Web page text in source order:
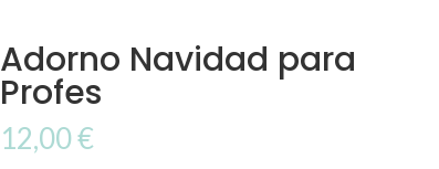
Adorno Navidad para
Profes
12,00€